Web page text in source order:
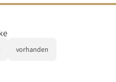
vorhanden